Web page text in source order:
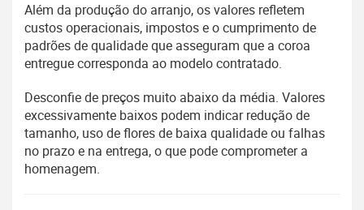
Além da produção do arranjo, os valores refletem
custos operacionais, impostos e o cumprimento de
padrões de qualidade que asseguram que a coroa
entregue corresponda ao modelo contratado.
Desconfie de preços muito abaixo da média. Valores
excessivamente baixos podem indicar redução de
tamanho, uso de flores de baixa qualidade ou falhas
no prazo e na entrega, o que pode comprometer a
homenagem.